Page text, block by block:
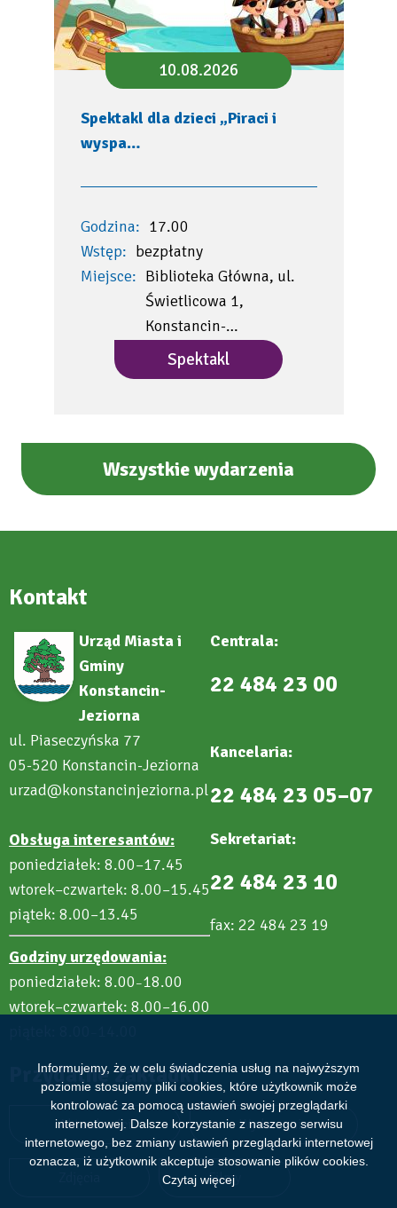
Informujemy, że w celu świadczenia usług na najwyższym
poziomie stosujemy pliki cookies, które użytkownik może
kontrolować za pomocą ustawień swojej przeglądarki
internetowej. Dalsze korzystanie z naszego serwisu
internetowego, bez zmiany ustawień przeglądarki internetowej
oznacza, iż użytkownik akceptuje stosowanie plików cookies.
Czytaj więcej
10.08.2026
Spektakl dla dzieci „Piraci i
wyspa…
Godzina: 17.00
Wstęp: bezpłatny
Miejsce: Biblioteka Główna, ul.
Świetlicowa 1,
Konstancin-…
Spektakl
Wszystkie wydarzenia
Kontakt
Urząd Miasta i
Gminy
Konstancin-
Jeziorna
ul. Piaseczyńska 77
05-520 Konstancin-Jeziorna
urzad@konstancinjeziorna.pl
Obsługa interesantów:
poniedziałek: 8.00–17.45
wtorek–czwartek: 8.00–15.45
piątek: 8.00–13.45
Godziny urzędowania:
poniedziałek: 8.00–18.00
wtorek–czwartek: 8.00–16.00
Centrala:
22 484 23 00
Kancelaria:
22 484 23 05–07
Sekretariat:
22 484 23 10
fax: 22 484 23 19
Przydatne zakładki
Aktualności Wydarzenia
Filmy